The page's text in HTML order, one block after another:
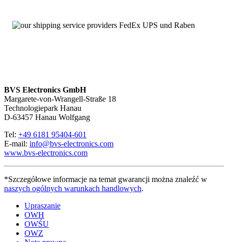
BVS Electronics GmbH
Margarete-von-Wrangell-Straße 18
Technologiepark Hanau
D-63457 Hanau Wolfgang
Tel: +49 6181 95404-601
E-mail: info@bvs-electronics.com
www.bvs-electronics.com
*Szczegółowe informacje na temat gwarancji można znaleźć w
naszych ogólnych warunkach handlowych.
Upraszanie
OWH
OWŚU
OWZ